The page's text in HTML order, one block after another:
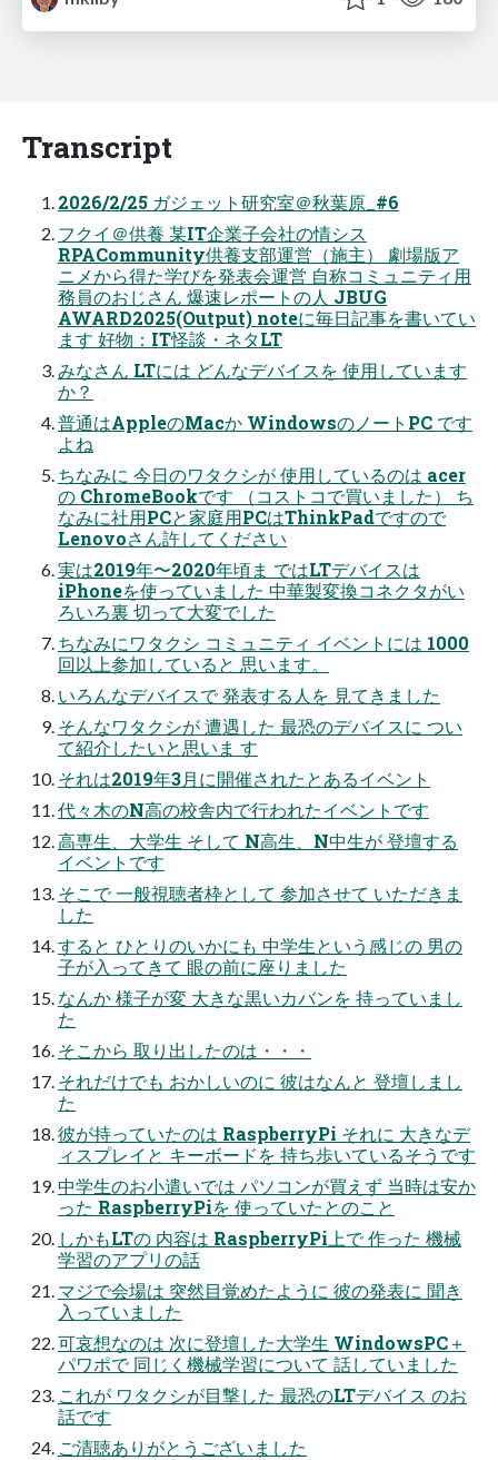
Transcript
2026/2/25 ガジェット研究室＠秋葉原_#6
フクイ＠供養 某IT企業子会社の情シス
RPACommunity供養支部運営（施主） 劇場版ア
ニメから得た学びを発表会運営 自称コミュニティ用
務員のおじさん 爆速レポートの人 JBUG
AWARD2025(Output) noteに毎日記事を書いてい
ます 好物：IT怪談・ネタLT
みなさん LTには どんなデバイスを 使用しています
か？
普通はAppleのMacか WindowsのノートPC です
よね
ちなみに 今日のワタクシが 使用しているのは acer
の ChromeBookです （コストコで買いました） ち
なみに社用PCと家庭用PCはThinkPadですので
Lenovoさん許してください
実は2019年〜2020年頃ま ではLTデバイスは
iPhoneを使っていました 中華製変換コネクタがい
ろいろ裏 切って大変でした
ちなみにワタクシ コミュニティ イベントには 1000
回以上参加していると 思います。
いろんなデバイスで 発表する人を 見てきました
そんなワタクシが 遭遇した 最恐のデバイスに つい
て紹介したいと思いま す
それは2019年3月に開催されたとあるイベント
代々木のN高の校舎内で行われたイベントです
高専生、大学生 そして N高生、N中生が 登壇する
イベントです
そこで 一般視聴者枠として 参加させて いただきま
した
すると ひとりのいかにも 中学生という感じの 男の
子が入ってきて 眼の前に座りました
なんか 様子が変 大きな黒いカバンを 持っていまし
た
そこから 取り出したのは・・・
それだけでも おかしいのに 彼はなんと 登壇しまし
た
彼が持っていたのは RaspberryPi それに 大きなデ
ィスプレイと キーボードを 持ち歩いているそうです
中学生のお小遣いでは パソコンが買えず 当時は安か
った RaspberryPiを 使っていたとのこと
しかもLTの 内容は RaspberryPi上で 作った 機械
学習のアプリの話
マジで会場は 突然目覚めたように 彼の発表に 聞き
入っていました
可哀想なのは 次に登壇した大学生 WindowsPC＋
パワポで 同じく機械学習について 話していました
これが ワタクシが目撃した 最恐のLTデバイス のお
話です
ご清聴ありがとうございました